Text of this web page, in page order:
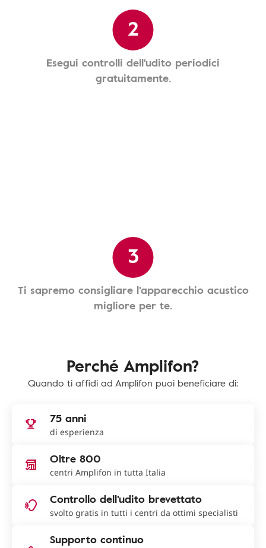
2
Esegui controlli dell'udito periodici
gratuitamente.
3
Ti sapremo consigliare l'apparecchio acustico
migliore per te.
Perché Amplifon?
Quando ti affidi ad Amplifon puoi beneficiare di:
75 anni
di esperienza
Oltre 800
centri Amplifon in tutta Italia
Controllo dell'udito brevettato
svolto gratis in tutti i centri da ottimi specialisti
Supporto continuo